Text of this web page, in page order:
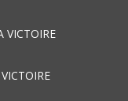
VICTOIRE